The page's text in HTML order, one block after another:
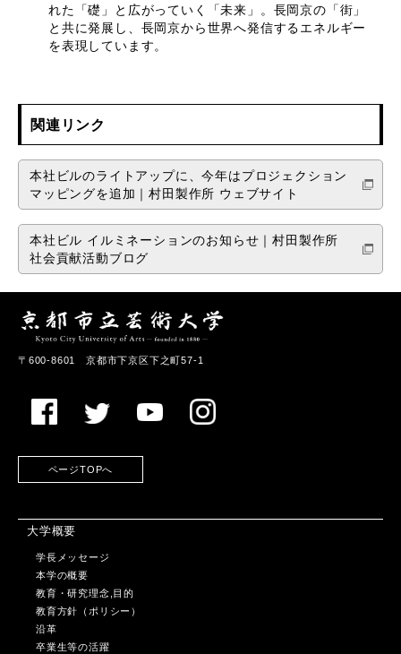
れた「礎」と広がっていく「未来」。長岡京の「街」
と共に発展し、長岡京から世界へ発信するエネルギー
を表現しています。
関連リンク
本社ビルのライトアップに、今年はプロジェクション
マッピングを追加｜村田製作所 ウェブサイト
本社ビル イルミネーションのお知らせ｜村田製作所
社会貢献活動ブログ
〒600-8601 京都市下京区下之町57-1
ページTOPへ
大学概要
学長メッセージ
本学の概要
教育・研究理念,目的
教育方針（ポリシー）
沿革
卒業生等の活躍